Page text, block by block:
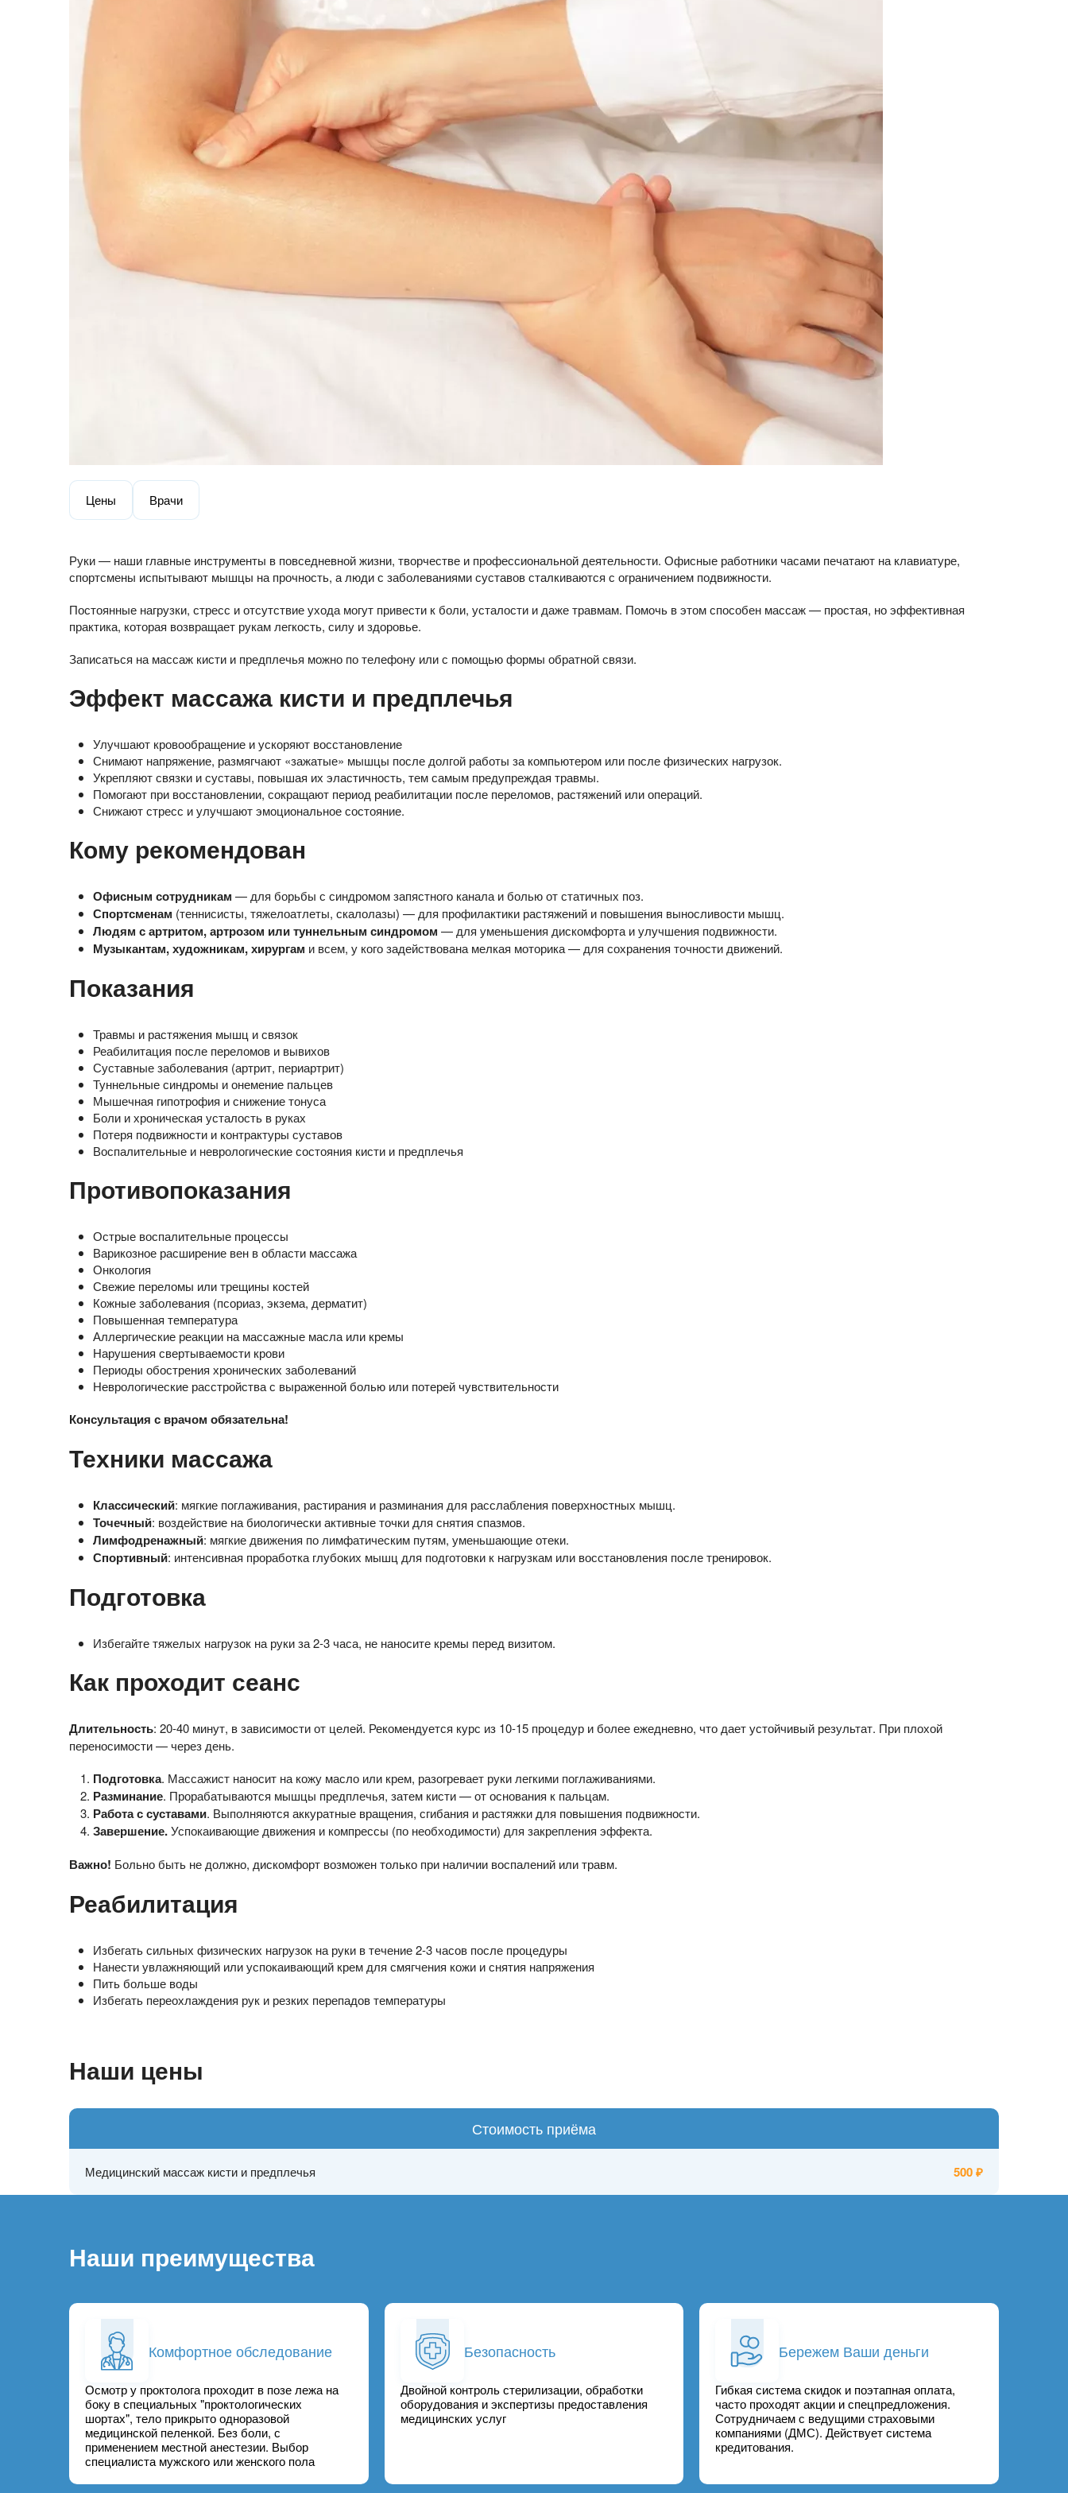
Цены Врачи
Руки — наши главные инструменты в повседневной жизни, творчестве и профессиональной деятельности. Офисные работники часами печатают на клавиатуре,
спортсмены испытывают мышцы на прочность, а люди с заболеваниями суставов сталкиваются с ограничением подвижности.
Постоянные нагрузки, стресс и отсутствие ухода могут привести к боли, усталости и даже травмам. Помочь в этом способен массаж — простая, но эффективная
практика, которая возвращает рукам легкость, силу и здоровье.
Записаться на массаж кисти и предплечья можно по телефону или с помощью формы обратной связи.
Эффект массажа кисти и предплечья
Улучшают кровообращение и ускоряют восстановление
Снимают напряжение, размягчают «зажатые» мышцы после долгой работы за компьютером или после физических нагрузок.
Укрепляют связки и суставы, повышая их эластичность, тем самым предупреждая травмы.
Помогают при восстановлении, сокращают период реабилитации после переломов, растяжений или операций.
Снижают стресс и улучшают эмоциональное состояние.
Кому рекомендован
Офисным сотрудникам — для борьбы с синдромом запястного канала и болью от статичных поз.
Спортсменам (теннисисты, тяжелоатлеты, скалолазы) — для профилактики растяжений и повышения выносливости мышц.
Людям с артритом, артрозом или туннельным синдромом — для уменьшения дискомфорта и улучшения подвижности.
Музыкантам, художникам, хирургам и всем, у кого задействована мелкая моторика — для сохранения точности движений.
Показания
Травмы и растяжения мышц и связок
Реабилитация после переломов и вывихов
Суставные заболевания (артрит, периартрит)
Туннельные синдромы и онемение пальцев
Мышечная гипотрофия и снижение тонуса
Боли и хроническая усталость в руках
Потеря подвижности и контрактуры суставов
Воспалительные и неврологические состояния кисти и предплечья
Противопоказания
Острые воспалительные процессы
Варикозное расширение вен в области массажа
Онкология
Свежие переломы или трещины костей
Кожные заболевания (псориаз, экзема, дерматит)
Повышенная температура
Аллергические реакции на массажные масла или кремы
Нарушения свертываемости крови
Периоды обострения хронических заболеваний
Неврологические расстройства с выраженной болью или потерей чувствительности
Консультация с врачом обязательна!
Техники массажа
Классический: мягкие поглаживания, растирания и разминания для расслабления поверхностных мышц.
Точечный: воздействие на биологически активные точки для снятия спазмов.
Лимфодренажный: мягкие движения по лимфатическим путям, уменьшающие отеки.
Спортивный: интенсивная проработка глубоких мышц для подготовки к нагрузкам или восстановления после тренировок.
Подготовка
Избегайте тяжелых нагрузок на руки за 2-3 часа, не наносите кремы перед визитом.
Как проходит сеанс
Длительность: 20-40 минут, в зависимости от целей. Рекомендуется курс из 10-15 процедур и более ежедневно, что дает устойчивый результат. При плохой
переносимости — через день.
Подготовка. Массажист наносит на кожу масло или крем, разогревает руки легкими поглаживаниями.
Разминание. Прорабатываются мышцы предплечья, затем кисти — от основания к пальцам.
Работа с суставами. Выполняются аккуратные вращения, сгибания и растяжки для повышения подвижности.
Завершение.Успокаивающие движения и компрессы (по необходимости) для закрепления эффекта.
Важно! Больно быть не должно, дискомфорт возможен только при наличии воспалений или травм.
Реабилитация
Избегать сильных физических нагрузок на руки в течение 2-3 часов после процедуры
Нанести увлажняющий или успокаивающий крем для смягчения кожи и снятия напряжения
Пить больше воды
Избегать переохлаждения рук и резких перепадов температуры
Наши цены
Стоимость приёма
Медицинский массаж кисти и предплечья 500
Наши преимущества
Комфортное обследование
Осмотр у проктолога проходит в позе лежа на
боку в специальных "проктологических
шортах", тело прикрыто одноразовой
медицинской пеленкой. Без боли, с
применением местной анестезии. Выбор
специалиста мужского или женского пола
Безопасность
Двойной контроль стерилизации, обработки
оборудования и экспертизы предоставления
медицинских услуг
Бережем Ваши деньги
Гибкая система скидок и поэтапная оплата,
часто проходят акции и спецпредложения.
Сотрудничаем с ведущими страховыми
компаниями (ДМС). Действует система
кредитования.